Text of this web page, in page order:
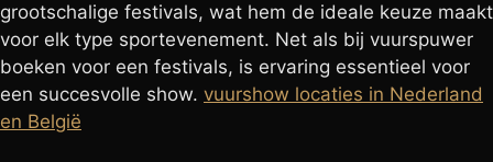
grootschalige festivals, wat hem de ideale keuze maakt
voor elk type sportevenement. Net als bij vuurspuwer
boeken voor een festivals, is ervaring essentieel voor
een succesvolle show. vuurshow locaties in Nederland
en België